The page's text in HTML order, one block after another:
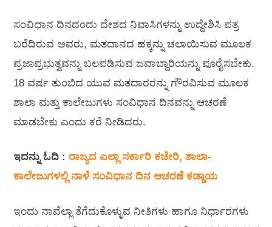
ಸಂವಿಧಾನ ದಿನದಂದು ದೇಶದ ನಿವಾಸಿಗಳನ್ನು ಉದ್ದೇಶಿಸಿ ಪತ್ರ
ಬರೆದಿರುವ ಅವರು, ಮತದಾನದ ಹಕ್ಕನ್ನು ಚಲಾಯಿಸುವ ಮೂಲಕ
ಪ್ರಜಾಪ್ರಭುತ್ವವನ್ನು ಬಲಪಡಿಸುವ ಜವಾಬ್ದಾರಿಯನ್ನು ಪೂರೈಸಬೇಕು.
18 ವರ್ಷ ತುಂಬಿದ ಯುವ ಮತದಾರರನ್ನು ಗೌರವಿಸುವ ಮೂಲಕ
ಶಾಲಾ ಮತ್ತು ಕಾಲೇಜುಗಳು ಸಂವಿಧಾನ ದಿನವನ್ನು ಆಚರಣೆ
ಮಾಡಬೇಕು ಎಂದು ಕರೆ ನೀಡಿದರು.
ಇದನ್ನು ಓದಿ : ರಾಜ್ಯದ ಎಲ್ಲಾ ಸರ್ಕಾರಿ ಕಚೇರಿ, ಶಾಲಾ-
ಕಾಲೇಜುಗಳಲ್ಲಿ ನಾಳೆ ಸಂವಿಧಾನ ದಿನ ಆಚರಣೆ ಕಡ್ಡಾಯ
ಇಂದು ನಾವೆಲ್ಲಾ ತೆಗೆದುಕೊಳ್ಳುವ ನೀತಿಗಳು ಹಾಗೂ ನಿರ್ಧಾರಗಳು